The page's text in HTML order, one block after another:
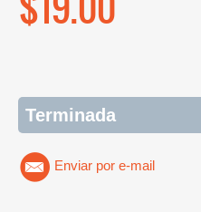
Terminada
Enviar por e-mail